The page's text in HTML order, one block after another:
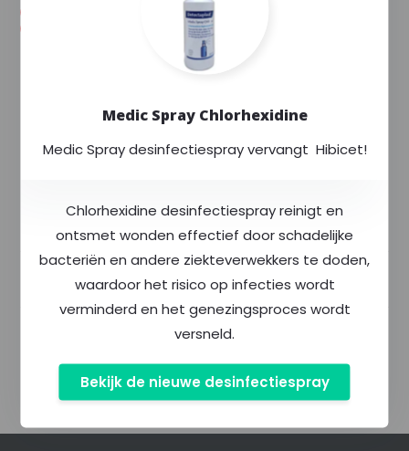
Levertijd: Uw order wordt extra gecontroleerd
en binnen enkele dagen verstuurd.
scherpgeprijsd
Meer dan400producten op voorraad
Specificaties
Medic Spray Chlorhexidine
Medic Spray desinfectiespray vervangt Hibicet!
Chlorhexidine desinfectiespray reinigt en
ontsmet wonden effectief door schadelijke
bacteriën en andere ziekteverwekkers te doden,
waardoor het risico op infecties wordt
verminderd en het genezingsproces wordt
versneld.
Bekijk de nieuwe desinfectiespray